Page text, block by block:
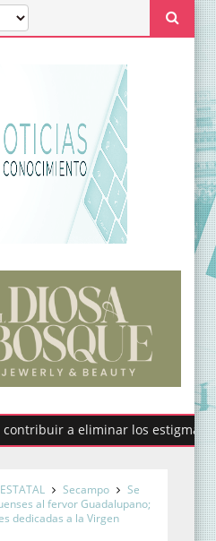
a eliminar los estigmas y mitos
ESTATAL Secampo
Se
al fervor Guadalupano;
dedicadas a la Virgen